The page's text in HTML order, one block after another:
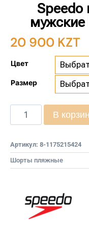
мужские
20 900 KZT
Цвет
Размер
В
Артикул: 8-1175215424
Шорты пляжные